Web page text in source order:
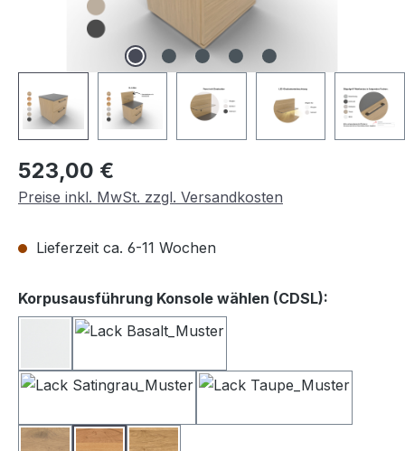
Regulärer Preis:
523,00 €
Preise inkl. MwSt. zzgl. Versandkosten
Lieferzeit ca. 6-11 Wochen
Korpusausführung Konsole wählen (CDSL):